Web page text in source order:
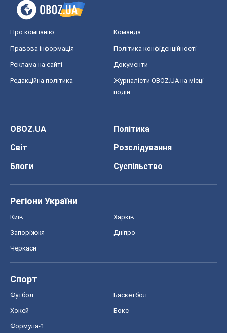
Про компанію Команда
Правова інформація Політика конфіденційності
Реклама на сайті Документи
Редакційна політика
Журналісти OBOZ.UA на місці
подій
OBOZ.UA
Політика
Світ
Розслідування
Блоги
Суспільство
Регіони України
Київ Харків
Запоріжжя Дніпро
Черкаси
Спорт
Футбол Баскетбол
Хокей Бокс
Формула-1